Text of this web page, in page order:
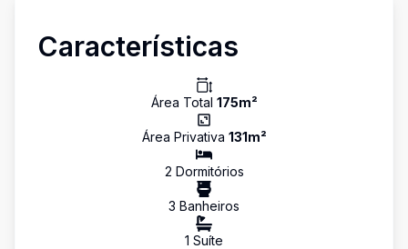
Características
Área Total 175m²
Área Privativa 131m²
2 Dormitórios
3 Banheiros
1 Suíte